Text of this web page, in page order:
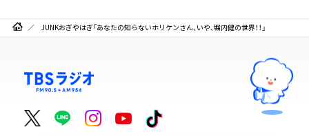
JUNKおぎやはぎ「あなたの知らないホリケンさん、いや、堀内健の世界！！」